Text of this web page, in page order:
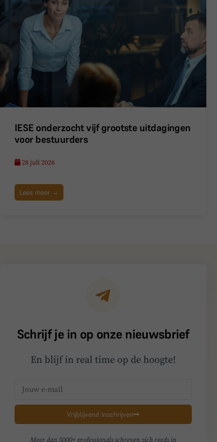
IESE onderzocht vijf grootste uitdagingen
voor bestuurders
28 juli 2026
Lees meer →
Schrijf je in op onze nieuwsbrief
En blijf in real time op de hoogte!
Vrijblijvend inschrijven
Meer dan 5000+ professionals schreven zich reeds in